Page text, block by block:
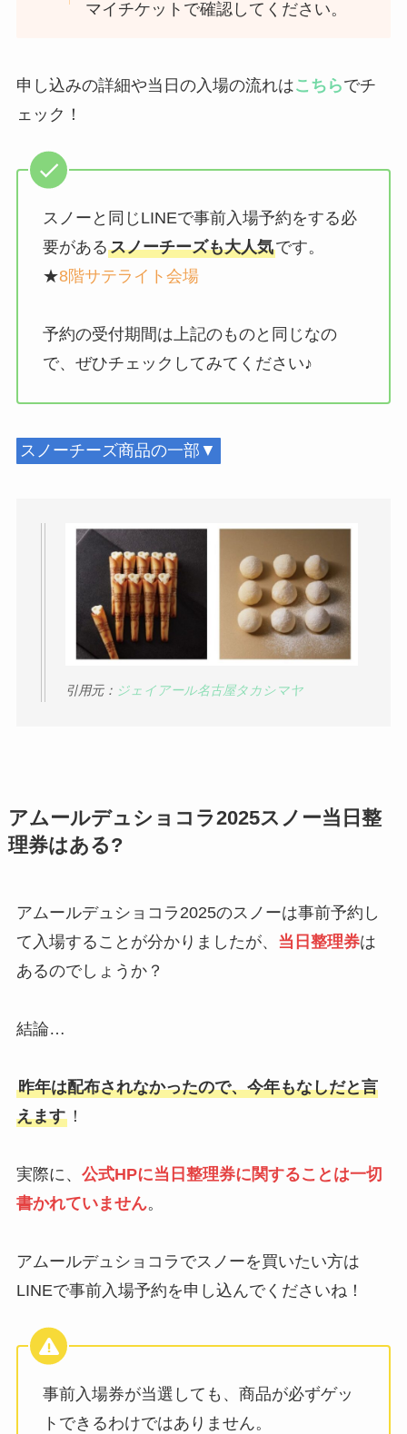
マイチケットで確認してください。
申し込みの詳細や当日の入場の流れはこちらでチ
ェック！
スノーと同じLINEで事前入場予約をする必
要があるスノーチーズも大人気です。
★8階サテライト会場
予約の受付期間は上記のものと同じなの
で、ぜひチェックしてみてください♪
スノーチーズ商品の一部▼
引用元： ジェイアール名古屋タカシマヤ
アムールデュショコラ2025スノー当日整
理券はある?
アムールデュショコラ2025のスノーは事前予約し
て入場することが分かりましたが、 当日整理券は
あるのでしょうか？
結論…
昨年は配布されなかったので、今年もなしだと言
えます！
実際に、 公式HPに当日整理券に関することは一切
書かれていません。
アムールデュショコラでスノーを買いたい方は
LINEで事前入場予約を申し込んでくださいね！
事前入場券が当選しても、商品が必ずゲッ
トできるわけではありません。